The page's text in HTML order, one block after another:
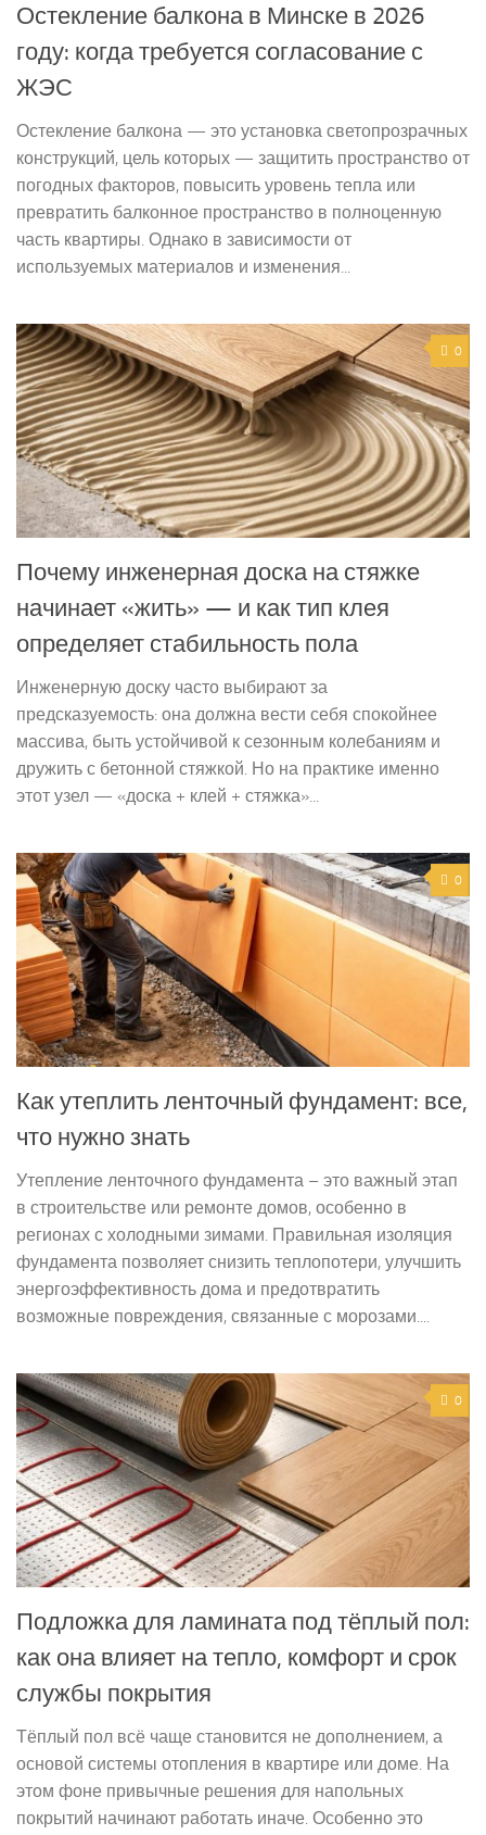
Остекление балкона в Минске в 2026
году: когда требуется согласование с
ЖЭС
Остекление балкона — это установка светопрозрачных
конструкций, цель которых — защитить пространство от
погодных факторов, повысить уровень тепла или
превратить балконное пространство в полноценную
часть квартиры. Однако в зависимости от
используемых материалов и изменения...
0
Почему инженерная доска на стяжке
начинает «жить» — и как тип клея
определяет стабильность пола
Инженерную доску часто выбирают за
предсказуемость: она должна вести себя спокойнее
массива, быть устойчивой к сезонным колебаниям и
дружить с бетонной стяжкой. Но на практике именно
этот узел — «доска + клей + стяжка»...
0
Как утеплить ленточный фундамент: все,
что нужно знать
Утепление ленточного фундамента – это важный этап
в строительстве или ремонте домов, особенно в
регионах с холодными зимами. Правильная изоляция
фундамента позволяет снизить теплопотери, улучшить
энергоэффективность дома и предотвратить
возможные повреждения, связанные с морозами....
0
Подложка для ламината под тёплый пол:
как она влияет на тепло, комфорт и срок
службы покрытия
Тёплый пол всё чаще становится не дополнением, а
основой системы отопления в квартире или доме. На
этом фоне привычные решения для напольных
покрытий начинают работать иначе. Особенно это